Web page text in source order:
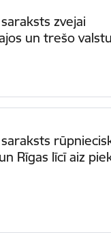
zvejai
un trešo
Rīgas līcī aiz